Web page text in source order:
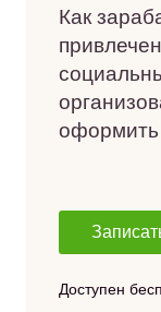
Как
оформить
Доступен